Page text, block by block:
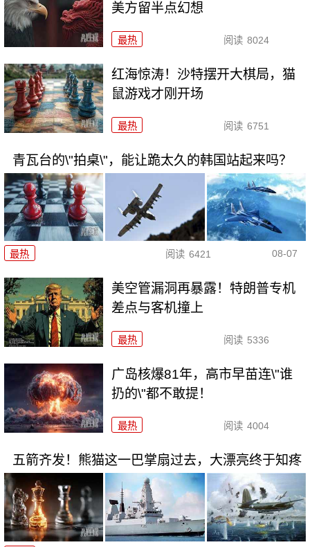
美方留半点幻想
最热 阅读 8024
红海惊涛！沙特摆开大棋局，猫
鼠游戏才刚开场
最热 阅读 6751
青瓦台的\"拍桌\"，能让跪太久的韩国站起来吗？
最热 阅读 6421 08-07
美空管漏洞再暴露！特朗普专机
差点与客机撞上
最热 阅读 5336
广岛核爆81年，高市早苗连\"谁
扔的\"都不敢提！
最热 阅读 4004
五箭齐发！熊猫这一巴掌扇过去，大漂亮终于知疼